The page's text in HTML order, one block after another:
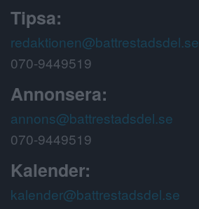
Tipsa:
redaktionen@battrestadsdel.se
070-9449519
Annonsera:
annons@battrestadsdel.se
070-9449519
Kalender:
kalender@battrestadsdel.se